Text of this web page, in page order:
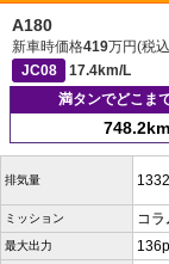
A180
新車時価格419万円(税
JC08
17.4km/L
満タンでどこま
748.2km
排気量
ミッション コラ
最大出力